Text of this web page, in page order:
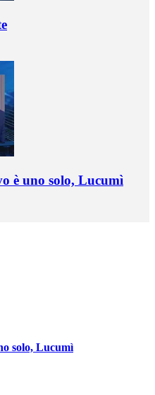
è uno solo, Lucumì
solo, Lucumì